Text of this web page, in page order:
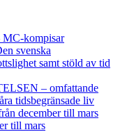
MC-kompisar
svenska
samt stöld av tid
– omfattande
tidsbegränsade liv
december till mars
till mars